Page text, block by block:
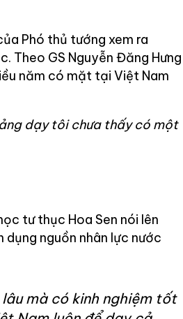
Phó thủ tướng xem ra
Theo GS Nguyễn Đăng Hưng
năm có mặt tại Việt Nam
dạy tôi chưa thấy có một
tư thục Hoa Sen nói lên
nguồn nhân lực nước
mà có kinh nghiệm tốt